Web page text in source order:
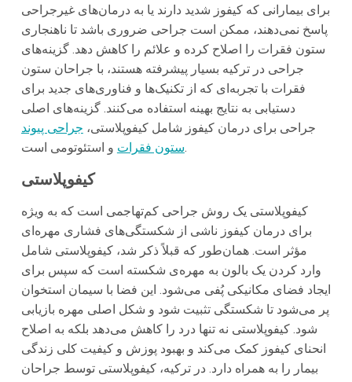
برای بیمارانی که کیفوز شدید دارند یا به درمان‌های غیرجراحی
پاسخ نمی‌دهند، ممکن است جراحی ضروری باشد تا ناهنجاری
ستون فقرات را اصلاح کرده و علائم را کاهش دهد. گزینه‌های
جراحی در ترکیه بسیار پیشرفته هستند، با جراحان ستون
فقرات با تجربه‌ای که از تکنیک‌ها و فناوری‌های جدید برای
دستیابی به نتایج بهینه استفاده می‌کنند. گزینه‌های اصلی
جراحی برای درمان کیفوز شامل کیفوپلاستی، جراحی پیوند
ستون فقراتو استئوتومی است.
کیفوپلاستی
کیفوپلاستی یک روش جراحی کم‌تهاجمی است که به ویژه
برای درمان کیفوز ناشی از شکستگی‌های فشاری مهره‌ای
مؤثر است. همان‌طور که قبلاً ذکر شد، کیفوپلاستی شامل
وارد کردن یک بالون به مهره‌ی شکسته است که سپس برای
ایجاد فضای مکانیکی پُفی می‌شود. این فضا با سیمان استخوان
پر می‌شود تا شکستگی تثبیت شود و شکل اصلی مهره بازیابی
شود. کیفوپلاستی نه تنها درد را کاهش می‌دهد بلکه به اصلاح
انحنای کیفوز کمک می‌کند و بهبود پوزش و کیفیت کلی زندگی
بیمار را به همراه دارد. در ترکیه، کیفوپلاستی توسط جراحان